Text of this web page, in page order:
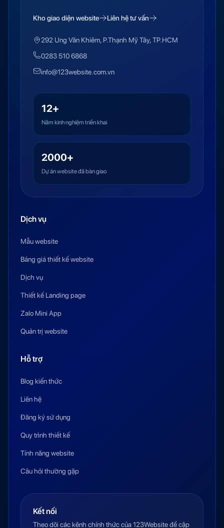
Kho giao diện website Liên hệ tư vấn
292 Ung Văn Khiêm, P.Thạnh Mỹ Tây, TP.HCM
0283 510 6868
info@123website.com.vn
12+
Năm kinh nghiệm triển khai
2000+
Dự án website đã bàn giao
Dịch vụ
Mẫu website
Bảng giá thiết kế website
Dịch vụ
Thiết kế Landing page
Zalo Mini App
Quản trị website
Hỗ trợ
Blog kiến thức
Liên hệ
Đăng ký sử dụng
Quy trình thiết kế
Tính năng website
Câu hỏi thường gặp
Kết nối
Theo dõi các kênh chính thức của 123Website để cập